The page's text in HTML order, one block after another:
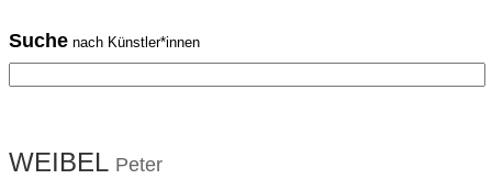
Suche nach Künstler*innen
WEIBEL Peter